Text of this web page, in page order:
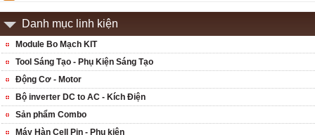
Danh mục linh kiện
Module Bo Mạch KIT
Tool Sáng Tạo - Phụ Kiện Sáng Tạo
Động Cơ - Motor
Bộ inverter DC to AC - Kích Điện
Sản phẩm Combo
Máy Hàn Cell Pin - Phụ kiện